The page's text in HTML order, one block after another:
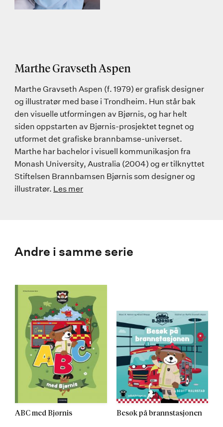
Marthe Gravseth Aspen
Marthe Gravseth Aspen (f. 1979) er grafisk designer
og illustratør med base i Trondheim. Hun står bak
den visuelle utformingen av Bjørnis, og har helt
siden oppstarten av Bjørnis-prosjektet tegnet og
utformet det grafiske brannbamse-universet.
Marthe har bachelor i visuell kommunikasjon fra
Monash University, Australia (2004) og er tilknyttet
Stiftelsen Brannbamsen Bjørnis som designer og
illustratør. Les mer
Andre i samme serie
ABC med Bjørnis Besøk på brannstasjonen